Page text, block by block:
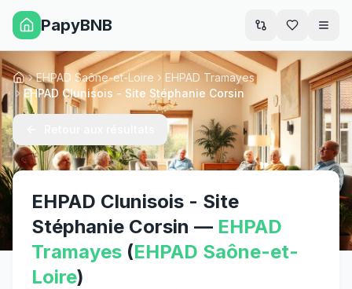
PapyBNB
AccueilEHPAD Saône-et-Loire
EHPAD Tramayes
EHPAD Clunisois - Site Stéphanie Corsin
EHPAD Clunisois - Site
Stéphanie Corsin — EHPAD
Tramayes (EHPAD Saône-et-
Loire)